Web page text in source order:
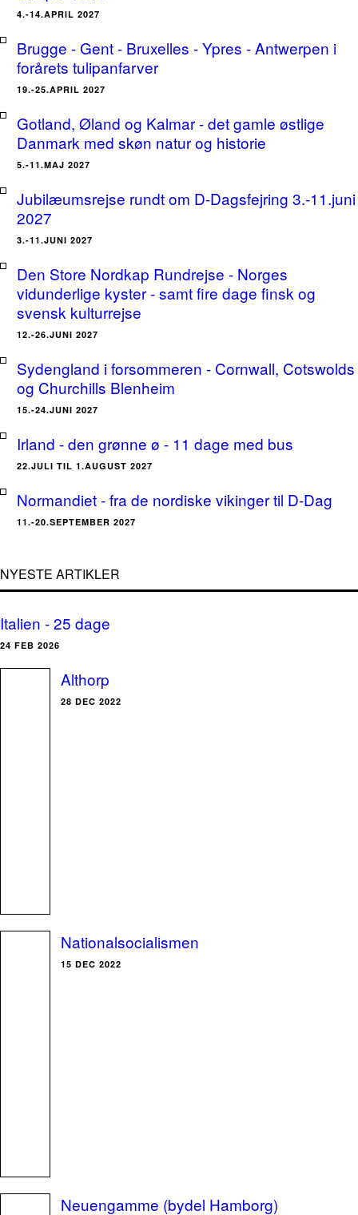
4.-14.APRIL 2027
Brugge - Gent - Bruxelles - Ypres - Antwerpen i
forårets tulipanfarver
19.-25.APRIL 2027
Gotland, Øland og Kalmar - det gamle østlige
Danmark med skøn natur og historie
5.-11.MAJ 2027
Jubilæumsrejse rundt om D-Dagsfejring 3.-11.juni
2027
3.-11.JUNI 2027
Den Store Nordkap Rundrejse - Norges
vidunderlige kyster - samt fire dage finsk og
svensk kulturrejse
12.-26.JUNI 2027
Sydengland i forsommeren - Cornwall, Cotswolds
og Churchills Blenheim
15.-24.JUNI 2027
Irland - den grønne ø - 11 dage med bus
22.JULI TIL 1.AUGUST 2027
Normandiet - fra de nordiske vikinger til D-Dag
11.-20.SEPTEMBER 2027
NYESTE ARTIKLER
Italien - 25 dage
24 FEB 2026
Althorp
28 DEC 2022
Nationalsocialismen
15 DEC 2022
Neuengamme (bydel Hamborg)